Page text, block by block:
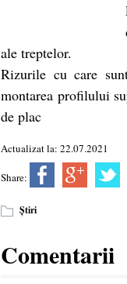
ale treptelor.
Rizurile cu care
montarea profilului
de plac
Actualizat la: 22.07.2021
Share:
Știri
Comentarii